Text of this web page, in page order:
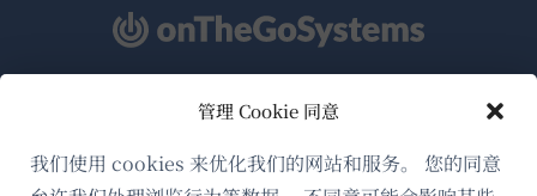
管理 Cookie 同意
我们使用 cookies 来优化我们的网站和服务。 您的同意
关于WPML
GDPR与隐私政策